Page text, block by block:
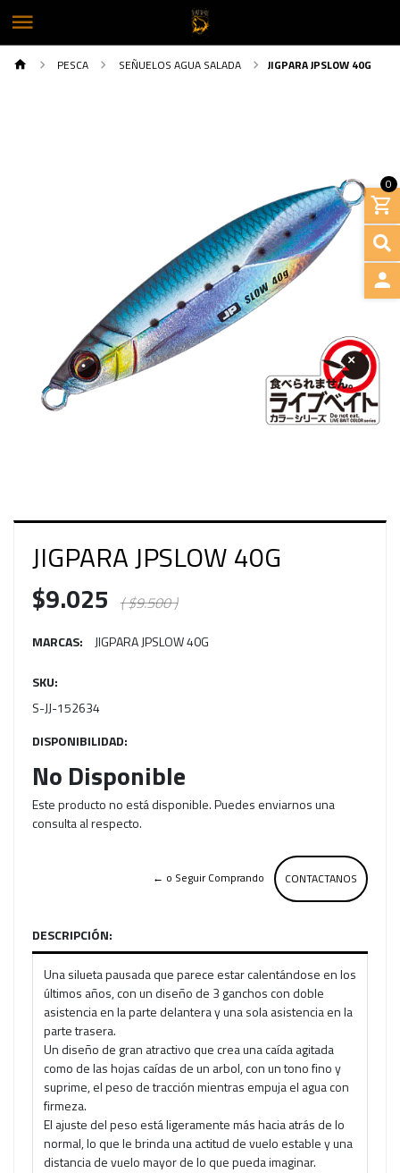
0
PESCA SEÑUELOS AGUA SALADA JIGPARA JPSLOW 40G
JIGPARA JPSLOW 40G
$9.025 ( $9.500 )
MARCAS: JIGPARA JPSLOW 40G
SKU:
S-JJ-152634
DISPONIBILIDAD:
No Disponible
Este producto no está disponible. Puedes enviarnos una
consulta al respecto.
CONTACTANOS
← o Seguir Comprando
DESCRIPCIÓN:
Una silueta pausada que parece estar calentándose en los
últimos años, con un diseño de 3 ganchos con doble
asistencia en la parte delantera y una sola asistencia en la
parte trasera.
Un diseño de gran atractivo que crea una caída agitada
como de las hojas caídas de un arbol, con un tono fino y
suprime, el peso de tracción mientras empuja el agua con
firmeza.
El ajuste del peso está ligeramente más hacia atrás de lo
normal, lo que le brinda una actitud de vuelo estable y una
distancia de vuelo mayor de lo que pueda imaginar.